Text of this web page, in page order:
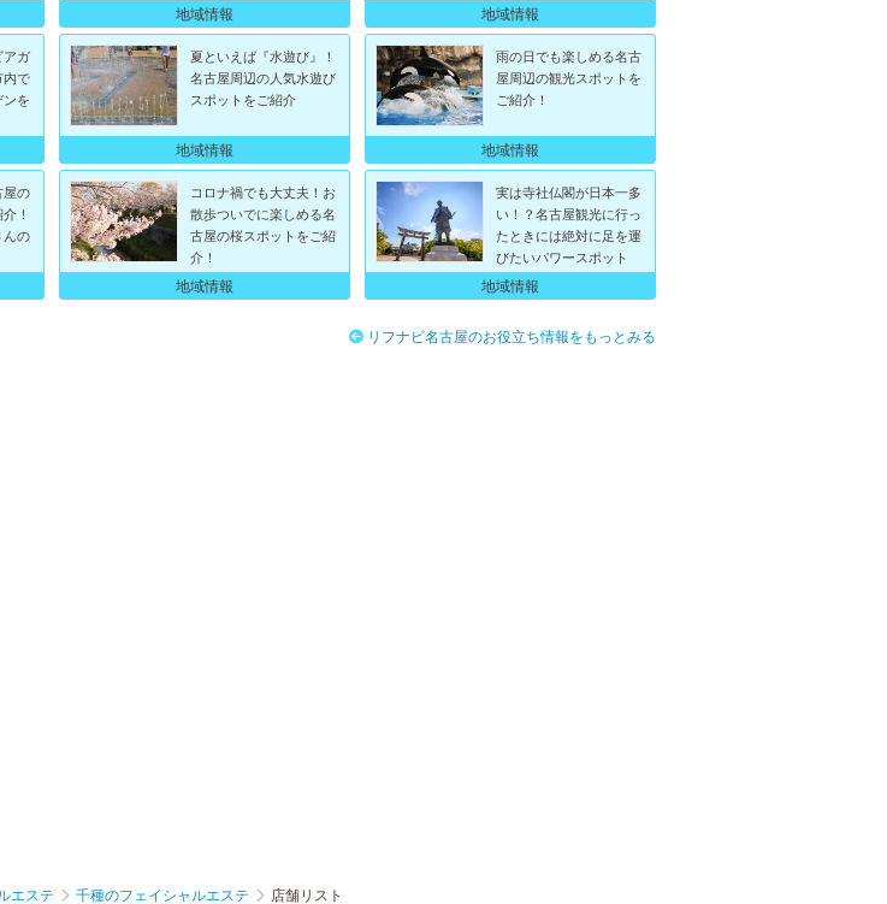
地域情報 地域情報
アガ
内で
を
夏といえば『水遊び』！
名古屋周辺の人気水遊び
スポットをご紹介
地域情報
雨の日でも楽しめる名古
屋周辺の観光スポットを
ご紹介！
地域情報
屋の
！
んの
コロナ禍でも大丈夫！お
散歩ついでに楽しめる名
古屋の桜スポットをご紹
介！
地域情報
実は寺社仏閣が日本一多
い！？名古屋観光に行っ
たときには絶対に足を運
びたいパワースポット
地域情報
リフナビ名古屋のお役立ち情報をもっとみる
エステ 千種のフェイシャルエステ 店舗リスト